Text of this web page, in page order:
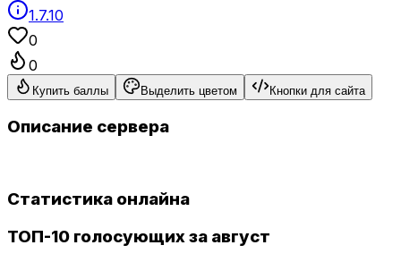
1.7.10
0
0
Купить баллы Выделить цветом Кнопки для сайта
Описание сервера
Статистика онлайна
ТОП-10 голосующих за август